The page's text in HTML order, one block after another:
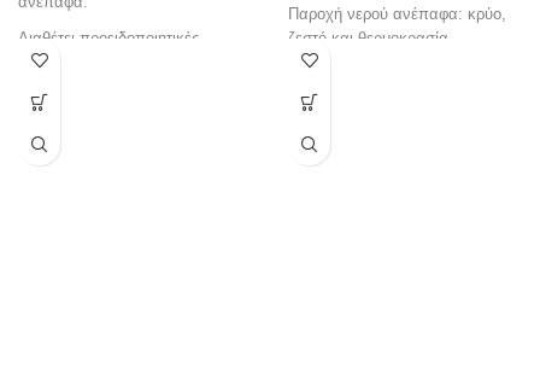
Διαθέτει προειδοποιητικές
ενδείξεις κατάστασης
Παροχή νερού ανέπαφα: κρύο,
ζεστό και θερμοκρασία
περιβάλλοντος.